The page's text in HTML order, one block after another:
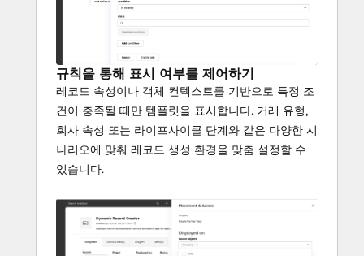
규칙을 통해 표시 여부를 제어하기
레코드 속성이나 객체 컨텍스트를 기반으로 특정 조
건이 충족될 때만 템플릿을 표시합니다. 거래 유형,
회사 속성 또는 라이프사이클 단계와 같은 다양한 시
나리오에 맞춰 레코드 생성 환경을 맞춤 설정할 수
있습니다.